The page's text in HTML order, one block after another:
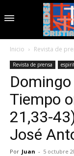
Inicio Revista de
Revista de prensa
Tiempo
21,33-
José
Por Juan - 5 octubre